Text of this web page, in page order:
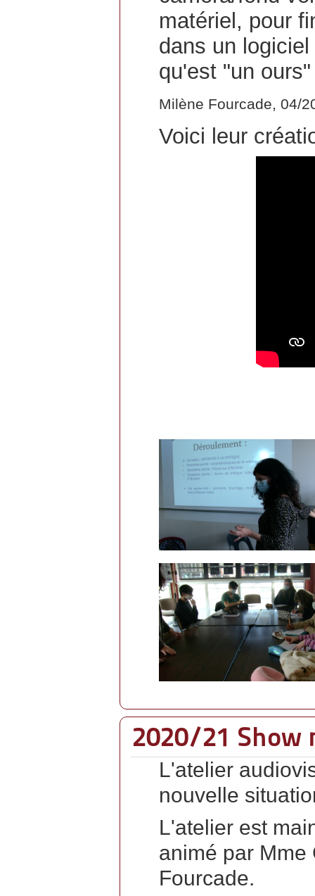
matériel, pour
dans un
qu'est "un
Milène Fourcade, 04/
Voici leur
2020/21
L'atelier
nouvelle
L'atelier est
animé par Mme
Fourcade.